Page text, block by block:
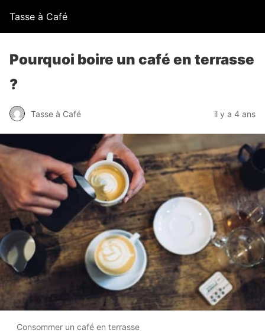
Tasse à Café
Pourquoi boire un café en terrasse
?
Tasse à Café il y a 4 ans
Consommer un café en terrasse